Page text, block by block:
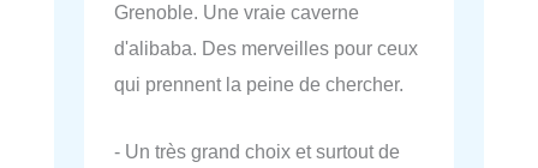
Grenoble. Une vraie caverne
d'alibaba. Des merveilles pour ceux
qui prennent la peine de chercher.
- Un très grand choix et surtout de